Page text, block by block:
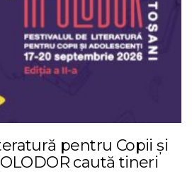
pentru Copii și
caută tineri